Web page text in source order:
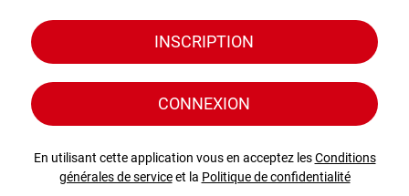
INSCRIPTION
CONNEXION
En utilisant cette application vous en acceptez lesConditions
générales de serviceet la Politique de confidentialité